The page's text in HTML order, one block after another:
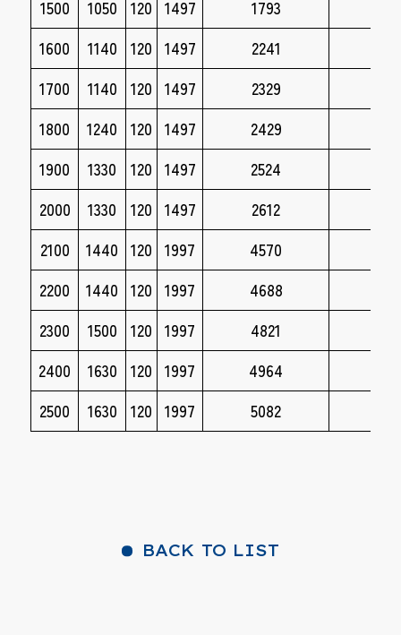
1500 1050 120 1497 1793
1600
1140 120 1497 2241
1700
1140 120 1497 2329
1800
1240 120 1497 2429
1900
1330 120 1497 2524
2000
1330 120 1497 2612
2100
1440 120 1997 4570
2200
1440 120 1997 4688
2300
1500 120 1997 4821
2400
1630 120 1997 4964
2500
1630 120 1997 5082
BACK TO LIST